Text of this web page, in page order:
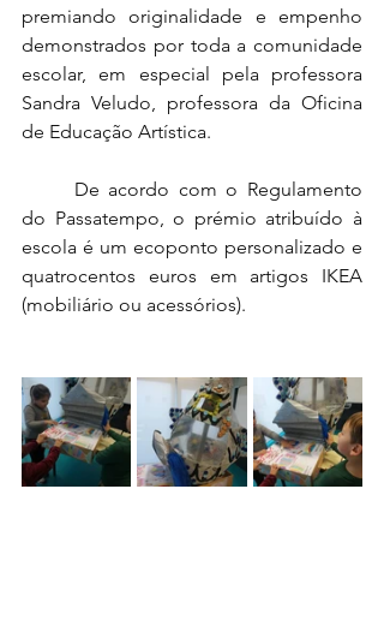
premiando originalidade e empenho
demonstrados por toda a comunidade
escolar, em especial pela professora
Sandra Veludo, professora da Oficina
de Educação Artística.
do Passatempo, o prémio atribuído à
escola é um ecoponto personalizado e
quatrocentos euros em artigos IKEA
(mobiliário ou acessórios).